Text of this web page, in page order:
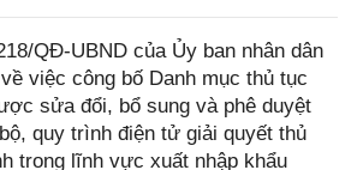
QĐ-UBND của Ủy ban nhân dân
việc công bố Danh mục thủ tục
sửa đổi, bổ sung và phê duyệt
quy trình điện tử giải quyết thủ
trong lĩnh vực xuất nhập khẩu